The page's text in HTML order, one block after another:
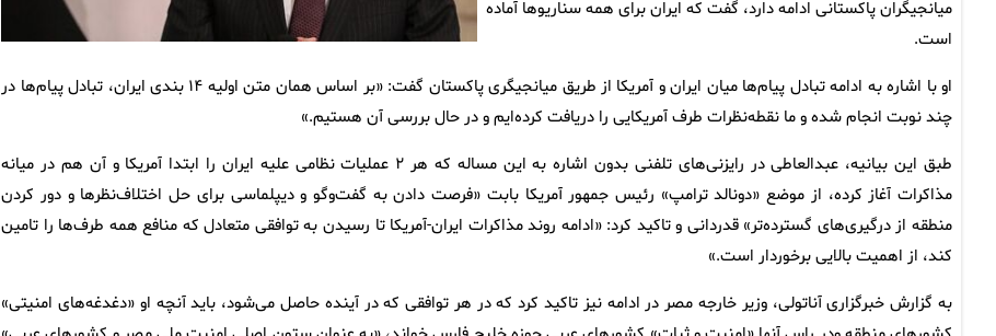
میانجیگران پاکستانی ادامه دارد، گفت که ایران برای همه سناریوها آماده
است.
او با اشاره به ادامه تبادل پیام‌ها میان ایران و آمریکا از طریق میانجیگری پاکستان گفت: «بر اساس همان متن اولیه ۱۴ بندی ایران، تبادل پیام‌ها در
چند نوبت انجام شده و ما نقطه‌نظرات طرف آمریکایی را دریافت کرده‌ایم و در حال بررسی آن هستیم.»
طبق این بیانیه، عبدالعاطی در رایزنی‌های تلفنی بدون اشاره به این مساله که هر ۲ عملیات نظامی علیه ایران را ابتدا آمریکا و آن هم در میانه
مذاکرات آغاز کرده، از موضع «دونالد ترامپ» رئیس جمهور آمریکا بابت «فرصت دادن به گفت‌وگو و دیپلماسی برای حل اختلاف‌نظرها و دور کردن
منطقه از درگیری‌های گسترده‌تر» قدردانی و تاکید کرد: «ادامه روند مذاکرات ایران-آمریکا تا رسیدن به توافقی متعادل که منافع همه طرف‌ها را تامین
کند، از اهمیت بالایی برخوردار است.»
به گزارش خبرگزاری آناتولی، وزیر خارجه مصر در ادامه نیز تاکید کرد که در هر توافقی که در آینده حاصل می‌شود، باید آنچه او «دغدغه‌های امنیتی»